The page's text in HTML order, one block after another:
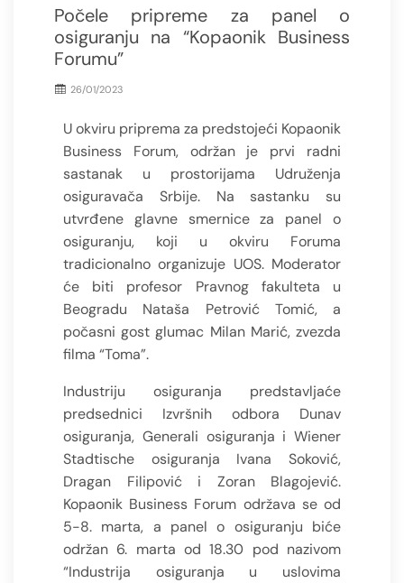
Počele pripreme za panel o
osiguranju na “Kopaonik Business
Forumu”
26/01/2023
U okviru priprema za predstojeći Kopaonik
Business Forum, održan je prvi radni
sastanak u prostorijama Udruženja
osiguravača Srbije. Na sastanku su
utvrđene glavne smernice za panel o
osiguranju, koji u okviru Foruma
tradicionalno organizuje UOS. Moderator
će biti profesor Pravnog fakulteta u
Beogradu Nataša Petrović Tomić, a
počasni gost glumac Milan Marić, zvezda
filma “Toma”.
Industriju osiguranja predstavljaće
predsednici Izvršnih odbora Dunav
osiguranja, Generali osiguranja i Wiener
Stadtische osiguranja Ivana Soković,
Dragan Filipović i Zoran Blagojević.
Kopaonik Business Forum održava se od
5-8. marta, a panel o osiguranju biće
održan 6. marta od 18.30 pod nazivom
“Industrija osiguranja u uslovima